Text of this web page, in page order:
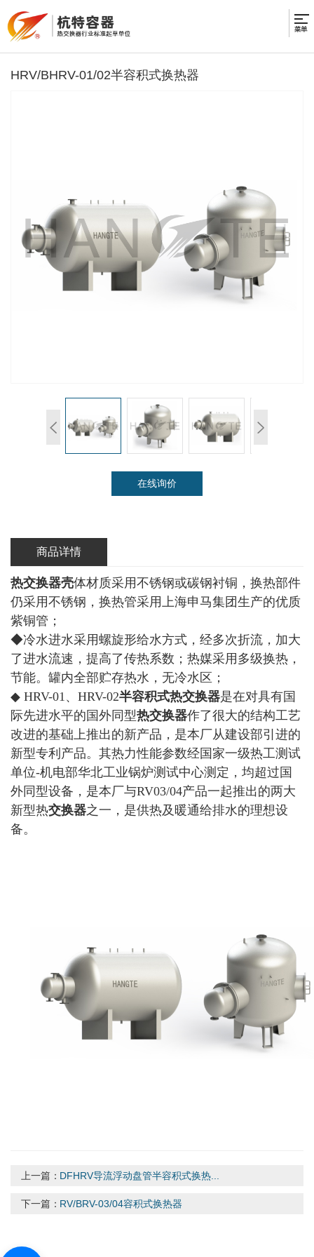
HRV/BHRV-01/02半容积式换热器
在线询价
商品详情
热交换器壳体材质采用不锈钢或碳钢衬铜，换热部件
仍采用不锈钢，换热管采用上海申马集团生产的优质
紫铜管；
◆冷水进水采用螺旋形给水方式，经多次折流，加大
了进水流速，提高了传热系数；热媒采用多级换热，
节能。罐内全部贮存热水，无冷水区；
◆ HRV-01、HRV-02半容积式热交换器是在对具有国
际先进水平的国外同型热交换器作了很大的结构工艺
改进的基础上推出的新产品，是本厂从建设部引进的
新型专利产品。其热力性能参数经国家一级热工测试
单位-机电部华北工业锅炉测试中心测定，均超过国
外同型设备，是本厂与RV03/04产品一起推出的两大
新型热交换器之一，是供热及暖通给排水的理想设
备。
上一篇： DFHRV导流浮动盘管半容积式换热...
下一篇： RV/BRV-03/04容积式换热器